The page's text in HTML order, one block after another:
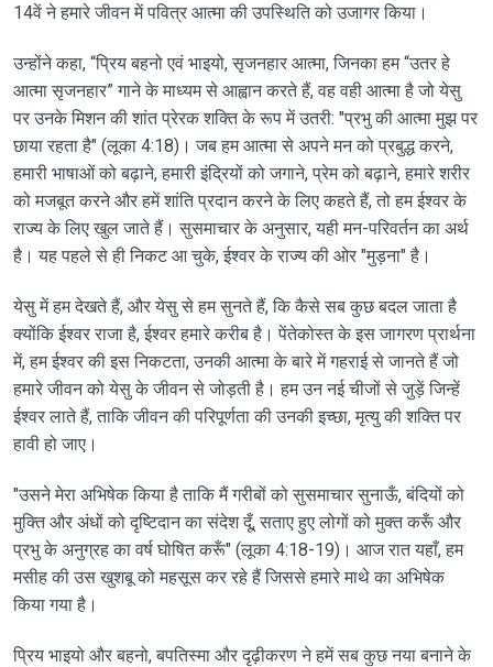
14वें ने हमारे जीवन में पवित्र आत्मा की उपस्थिति को उजागर किया।
उन्होंने कहा, “प्रिय बहनो एवं भाइयो, सृजनहार आत्मा, जिनका हम “उतर हे
आत्मा सृजनहार” गाने के माध्यम से आह्वान करते हैं, वह वही आत्मा है जो येसु
पर उनके मिशन की शांत प्रेरक शक्ति के रूप में उतरी: "प्रभु की आत्मा मुझ पर
छाया रहता है" (लूका 4:18)। जब हम आत्मा से अपने मन को प्रबुद्ध करने,
हमारी भाषाओं को बढ़ाने, हमारी इंद्रियों को जगाने, प्रेम को बढ़ाने, हमारे शरीर
को मजबूत करने और हमें शांति प्रदान करने के लिए कहते हैं, तो हम ईश्वर के
राज्य के लिए खुल जाते हैं। सुसमाचार के अनुसार, यही मन-परिवर्तन का अर्थ
है। यह पहले से ही निकट आ चुके, ईश्वर के राज्य की ओर "मुड़ना" है।
येसु में हम देखते हैं, और येसु से हम सुनते हैं, कि कैसे सब कुछ बदल जाता है
क्योंकि ईश्वर राजा है, ईश्वर हमारे करीब है। पेंतेकोस्त के इस जागरण प्रार्थना
में, हम ईश्वर की इस निकटता, उनकी आत्मा के बारे में गहराई से जानते हैं जो
हमारे जीवन को येसु के जीवन से जोड़ती है। हम उन नई चीजों से जुड़ें जिन्हें
ईश्वर लाते हैं, ताकि जीवन की परिपूर्णता की उनकी इच्छा, मृत्यु की शक्ति पर
हावी हो जाए।
"उसने मेरा अभिषेक किया है ताकि मैं गरीबों को सुसमाचार सुनाऊँ, बंदियों को
मुक्ति और अंधों को दृष्टिदान का संदेश दूँ, सताए हुए लोगों को मुक्त करूँ और
प्रभु के अनुग्रह का वर्ष घोषित करूँ" (लूका 4:18-19)। आज रात यहाँ, हम
मसीह की उस खुशबू को महसूस कर रहे हैं जिससे हमारे माथे का अभिषेक
किया गया है।
प्रिय भाइयो और बहनो, बपतिस्मा और दृढ़ीकरण ने हमें सब कुछ नया बनाने के